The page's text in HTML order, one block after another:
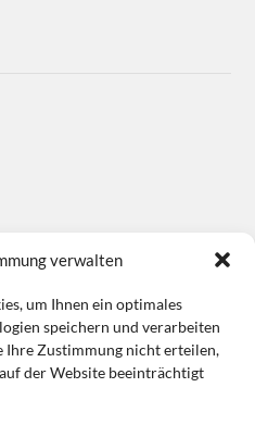
verwalten
um Ihnen ein optimales
speichern und verarbeiten
Ihre Zustimmung nicht erteilen,
der Website beeinträchtigt
Cookie-Richtlinie (EU) AGB